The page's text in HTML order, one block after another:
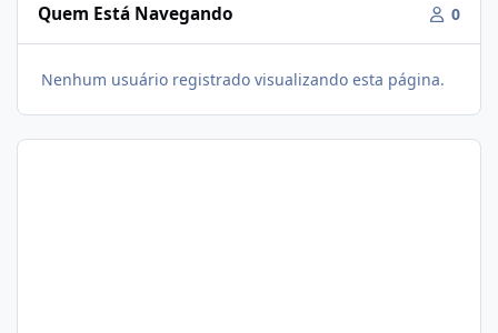
Quem Está Navegando 0
Nenhum usuário registrado visualizando esta página.